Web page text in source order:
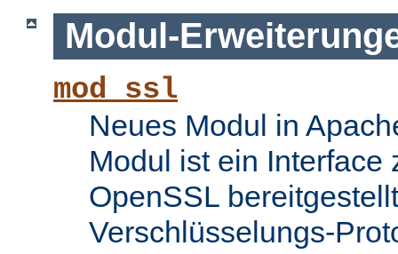
Modul-
mod_ssl
Neues Modul in
Modul ist ein Interface
OpenSSL
Verschlüsselungs-